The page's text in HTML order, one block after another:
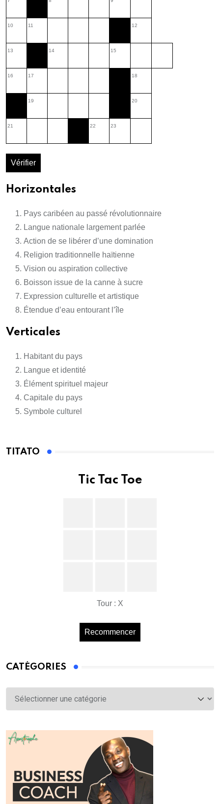
10 11 12
13 14 15
16 17 18
19 20
21 22 23
Vérifier
Horizontales
Pays caribéen au passé révolutionnaire
Langue nationale largement parlée
Action de se libérer d’une domination
Religion traditionnelle haïtienne
Vision ou aspiration collective
Boisson issue de la canne à sucre
Expression culturelle et artistique
Étendue d’eau entourant l’île
Verticales
Habitant du pays
Langue et identité
Élément spirituel majeur
Capitale du pays
Symbole culturel
TITATO
Tic Tac Toe
Tour : X
Recommencer
CATÉGORIES
Catégories